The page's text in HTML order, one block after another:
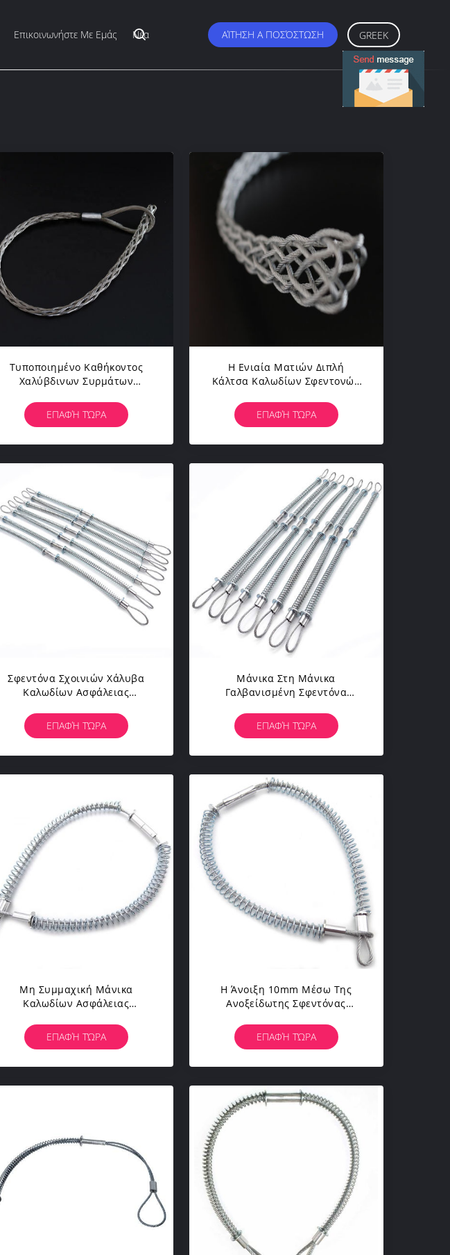
Επικοινωνήστε Με Εμάς Νέα ΑΊΤΗΣΗ Α ΠΟΣΌΣΤΩΣΗ GREEK
Τυποποιημένο Καθήκοντος
Χαλύβδινων Συρμάτων
Επικεφαλής Τραβώντας Για Το
Καλώδιο Που Τραβά Τη
ΕΠΑΦΉ ΤΏΡΑ
Η Ενιαία Ματιών Διπλή
Κάλτσα Καλωδίων Σφεντονών
Πλέκοντας Ακολουθεί
Μπροστά Το Πιάσιμο
ΕΠΑΦΉ ΤΏΡΑ
Σφεντόνα Σχοινιών Χάλυβα
Καλωδίων Ασφάλειας
Γαλβανισμένος Ανοξείδωτος
ΕΠΑΦΉ ΤΏΡΑ
Μάνικα Στη Μάνικα
Γαλβανισμένη Σφεντόνα
Χαλύβδινων Συρμάτων
Καλώδιο Ασφάλειας
ΕΠΑΦΉ ΤΏΡΑ
Μη Συμμαχική Μάνικα
Καλωδίων Ασφάλειας
Σχοινιών Καλωδίων Στο
Εργαλείο Για Τη Χρήση
ΕΠΑΦΉ ΤΏΡΑ
Η Άνοιξη 10mm Μέσω Της
Ανοξείδωτης Σφεντόνας
Καλώδιο Ασφάλειας Ελέγχου
ΕΠΑΦΉ ΤΏΡΑ